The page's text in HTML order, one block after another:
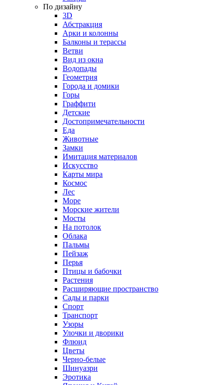
По дизайну
3D
Абстракция
Арки и колонны
Балконы и терассы
Ветви
Вид из окна
Водопады
Геометрия
Города и домики
Горы
Граффити
Детские
Достопримечательности
Еда
Животные
Замки
Имитация материалов
Искусство
Карты мира
Космос
Лес
Море
Морские жители
Мосты
На потолок
Облака
Пальмы
Пейзаж
Перья
Птицы и бабочки
Растения
Расширяющие пространство
Сады и парки
Спорт
Транспорт
Узоры
Улочки и дворики
Флюид
Цветы
Черно-белые
Шинуазри
Эротика